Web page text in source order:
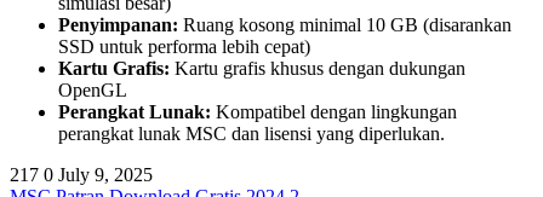
Penyimpanan: Ruang kosong minimal 10 GB (disarankan
SSD untuk performa lebih cepat)
Kartu Grafis: Kartu grafis khusus dengan dukungan
OpenGL
Perangkat Lunak: Kompatibel dengan lingkungan
perangkat lunak MSC dan lisensi yang diperlukan.
217 0 July 9, 2025